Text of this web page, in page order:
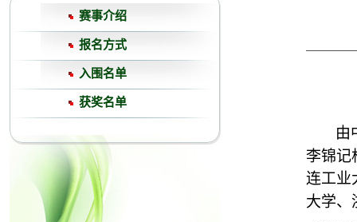
赛事介绍
报名方式
入围名单
获奖名单
由
李锦记
连工业
大学、